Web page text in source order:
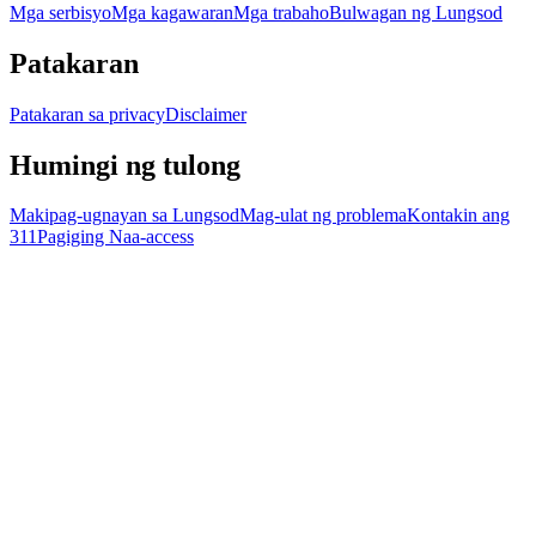
Mga serbisyoMga kagawaranMga trabahoBulwagan ng Lungsod
Patakaran
Patakaran sa privacyDisclaimer
Humingi ng tulong
Makipag-ugnayan sa LungsodMag-ulat ng problemaKontakin ang
311Pagiging Naa-access